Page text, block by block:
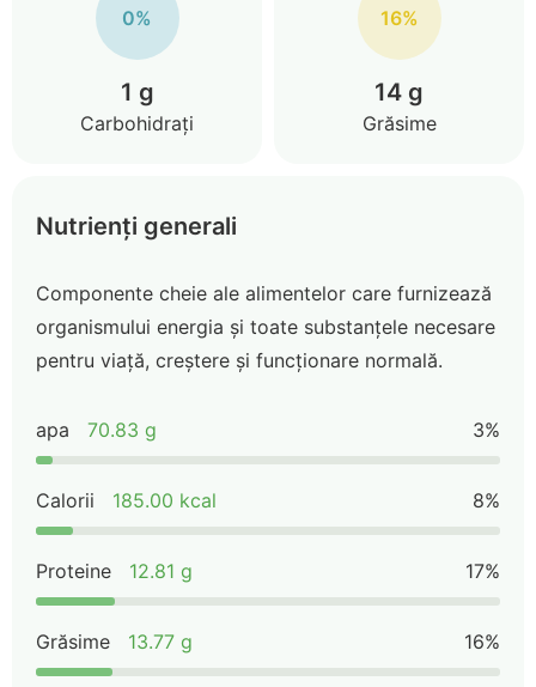
0%
1 g
Carbohidrați
16%
14 g
Grăsime
Nutrienți generali
Componente cheie ale alimentelor care furnizează
organismului energia și toate substanțele necesare
pentru viață, creștere și funcționare normală.
apa 70.83 g 3%
Calorii 185.00 kcal 8%
Proteine 12.81 g 17%
Grăsime 13.77 g 16%